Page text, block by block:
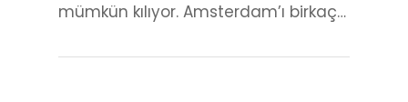
mümkün kılıyor. Amsterdam’ı birkaç…